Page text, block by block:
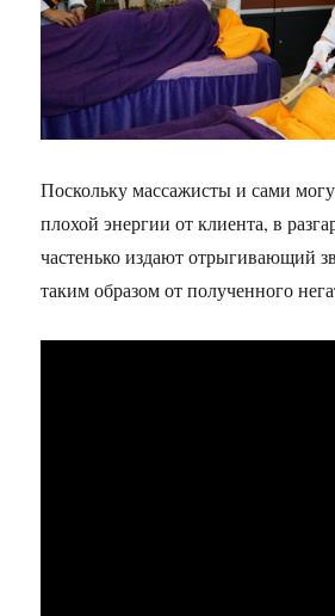
Поскольку массажисты и сами
плохой энергии от клиента, в
частенько издают отрыгивающий
таким образом от полученного